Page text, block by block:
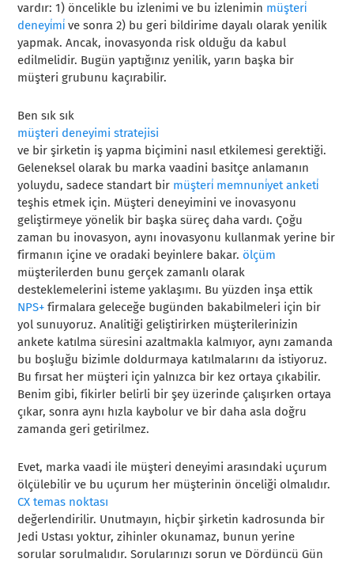
vardır: 1) öncelikle bu izlenimi ve bu izlenimin müşteri̇
deneyi̇mi̇ ve sonra 2) bu geri bildirime dayalı olarak yenilik
yapmak. Ancak, inovasyonda risk olduğu da kabul
edilmelidir. Bugün yaptığınız yenilik, yarın başka bir
müşteri grubunu kaçırabilir.
Ben sık sık
müşteri deneyimi stratejisi
ve bir şirketin iş yapma biçimini nasıl etkilemesi gerektiği.
Geleneksel olarak bu marka vaadini basitçe anlamanın
yoluydu, sadece standart bir müşteri̇ memnuni̇yet anketi̇
teşhis etmek için. Müşteri deneyimini ve inovasyonu
geliştirmeye yönelik bir başka süreç daha vardı. Çoğu
zaman bu inovasyon, aynı inovasyonu kullanmak yerine bir
firmanın içine ve oradaki beyinlere bakar. ölçüm
müşterilerden bunu gerçek zamanlı olarak
desteklemelerini isteme yaklaşımı. Bu yüzden inşa ettik
NPS+ firmalara geleceğe bugünden bakabilmeleri için bir
yol sunuyoruz. Analitiği geliştirirken müşterilerinizin
ankete katılma süresini azaltmakla kalmıyor, aynı zamanda
bu boşluğu bizimle doldurmaya katılmalarını da istiyoruz.
Bu fırsat her müşteri için yalnızca bir kez ortaya çıkabilir.
Benim gibi, fikirler belirli bir şey üzerinde çalışırken ortaya
çıkar, sonra aynı hızla kaybolur ve bir daha asla doğru
zamanda geri getirilmez.
Evet, marka vaadi ile müşteri deneyimi arasındaki uçurum
ölçülebilir ve bu uçurum her müşterinin önceliği olmalıdır.
CX temas noktası
değerlendirilir. Unutmayın, hiçbir şirketin kadrosunda bir
Jedi Ustası yoktur, zihinler okunamaz, bunun yerine
sorular sorulmalıdır. Sorularınızı sorun ve Dördüncü Gün